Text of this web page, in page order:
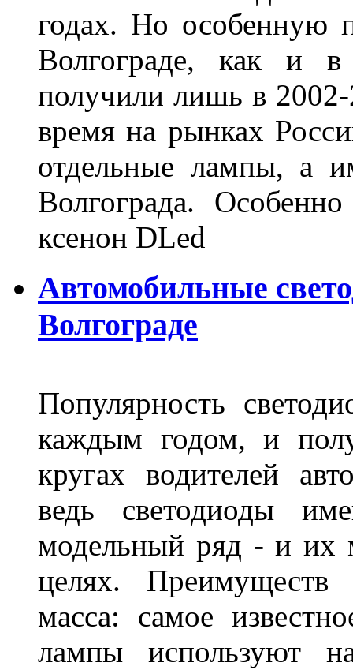
годах. Но особенную
Волгограде, как и
получили лишь в
время на рынках
отдельные лампы, а
Волгограда.
ксенон DLed
Автомобильные
Волгограде
Популярность
каждым годом, и
кругах водителей
ведь светодиоды
модельный ряд - и их
целях.
масса: самое
лампы используют